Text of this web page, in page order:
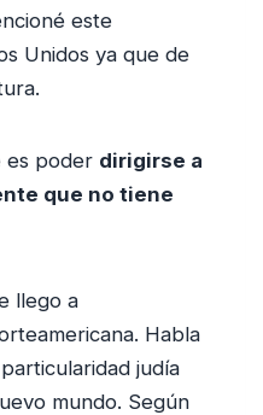
j
a
r
n
este
Unidos ya que de
es poder dirigirse a
que no tiene
llego a
Habla
judía
mundo. Según